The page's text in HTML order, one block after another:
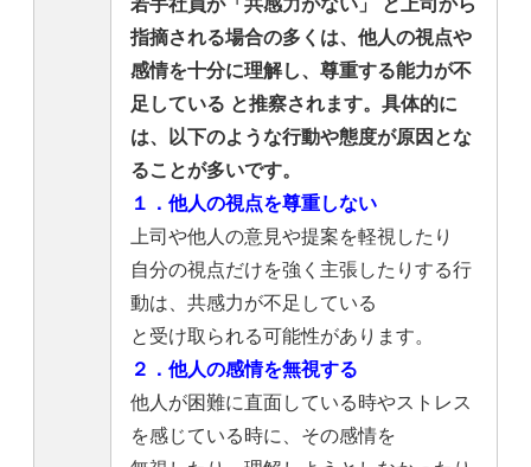
指摘される場合の多くは、 他人の視点や
感情を十分に理解し、尊重する能力が不
足している と推察されます。具体的に
は、以下のような行動や態度が原因とな
ることが多いです。
１．他人の視点を尊重しない
上司や他人の意見や提案を軽視したり
自分の視点だけを強く主張したりする行
動は、共感力が不足している
と受け取られる可能性があります。
２．他人の感情を無視する
他人が困難に直面している時やストレス
を感じている時に、その感情を